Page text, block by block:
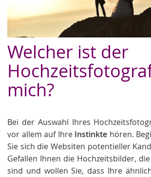
Welcher ist der
mich?
Bei der Auswahl Ihres
vor allem auf Ihre Instinkte hören.
Sie sich die Websiten potentieller
Gefallen Ihnen die Hochzeitsbilder,
sind und wollen Sie, dass Ihre